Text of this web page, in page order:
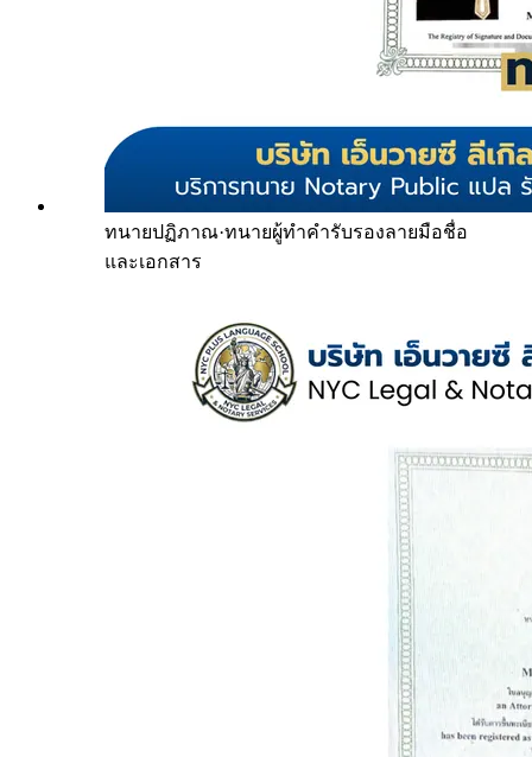
ทนายปฏิภาณ·ทนายผู้ทำคำรับรองลายมือชื่อ
และเอกสาร